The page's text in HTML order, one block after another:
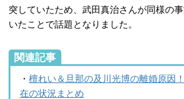
突していたため、武田真治さんが同様の
いたことで話題となりました。
関連記事
・ 檀れい＆旦那の及川光博の離婚原因
在の状況まとめ